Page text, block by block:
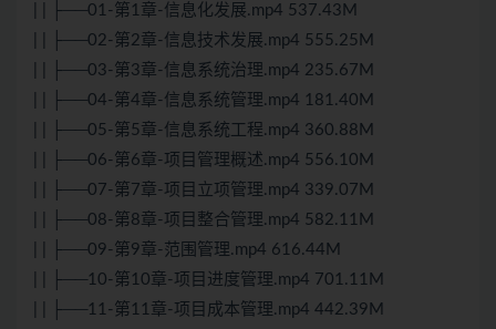
| | ├──01-第1章-信息化发展.mp4 537.43M
| | ├──02-第2章-信息技术发展.mp4 555.25M
| | ├──03-第3章-信息系统治理.mp4 235.67M
| | ├──04-第4章-信息系统管理.mp4 181.40M
| | ├──05-第5章-信息系统工程.mp4 360.88M
| | ├──06-第6章-项目管理概述.mp4 556.10M
| | ├──07-第7章-项目立项管理.mp4 339.07M
| | ├──08-第8章-项目整合管理.mp4 582.11M
| | ├──09-第9章-范围管理.mp4 616.44M
| | ├──10-第10章-项目进度管理.mp4 701.11M
| | ├──11-第11章-项目成本管理.mp4 442.39M